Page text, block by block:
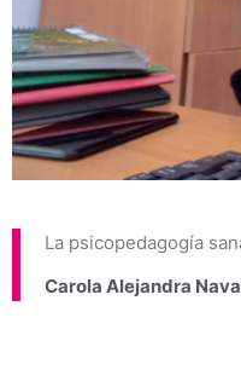
La psicopedagogía
Carola Alejandra